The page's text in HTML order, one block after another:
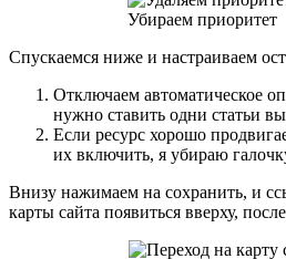
Убираем приоритет
Спускаемся ниже и настраиваем
Отключаем автоматическое
нужно ставить одни статьи
Если ресурс хорошо
их включить, я убираю
Внизу нажимаем на сохранить, и
карты сайта появиться вверху,